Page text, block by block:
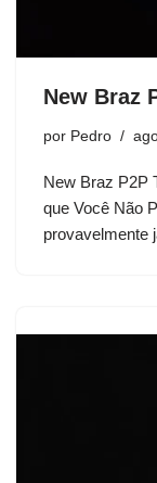
New Braz
por Pedro
New Braz P2P
que Você Não
provavelmente